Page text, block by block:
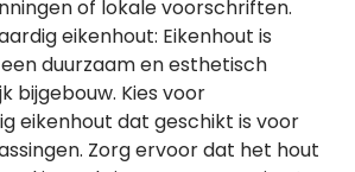
of lokale voorschriften.
eikenhout: Eikenhout is
duurzaam en esthetisch
bijgebouw. Kies voor
eikenhout dat geschikt is voor
Zorg ervoor dat het hout